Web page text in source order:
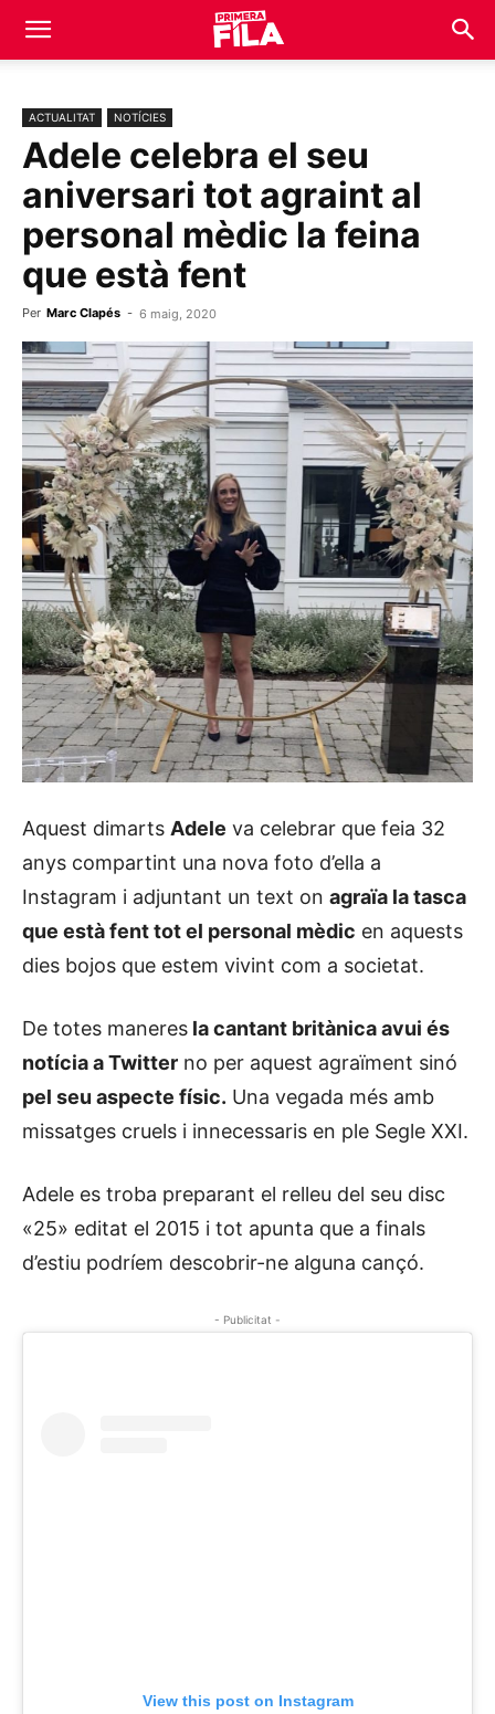
ACTUALITAT NOTÍCIES
Adele celebra el seu
aniversari tot agraint al
personal mèdic la feina
que està fent
Per Marc Clapés - 6 maig, 2020
Aquest dimarts Adele va celebrar que feia 32
anys compartint una nova foto d’ella a
Instagram i adjuntant un text on agraïa la tasca
que està fent tot el personal mèdic en aquests
dies bojos que estem vivint com a societat.
De totes maneres la cantant britànica avui és
notícia a Twitter no per aquest agraïment sinó
pel seu aspecte físic. Una vegada més amb
missatges cruels i innecessaris en ple Segle XXI.
Adele es troba preparant el relleu del seu disc
«25» editat el 2015 i tot apunta que a finals
d’estiu podríem descobrir-ne alguna cançó.
- Publicitat -
View this post on Instagram